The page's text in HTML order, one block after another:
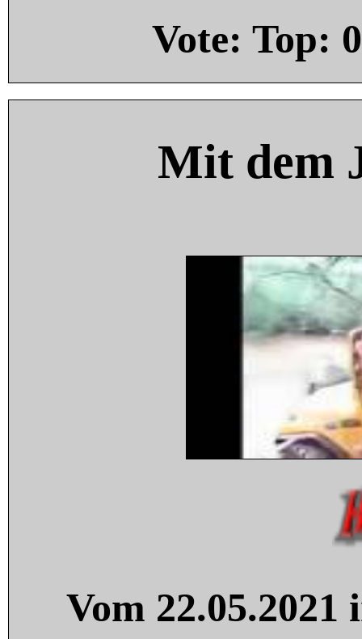
Vote: Top: 0
Mit dem
Vom